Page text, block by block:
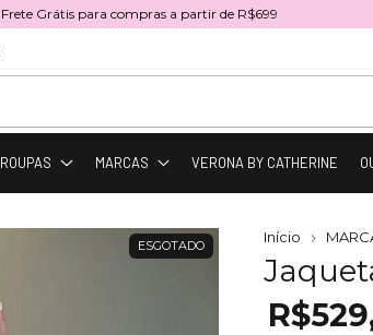
Frete Grátis para compras a partir de R$699
ROUPAS MARCAS VERONA BY CATHERINE
ESGOTADO Início